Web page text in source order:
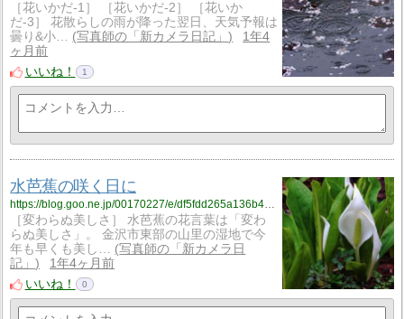
［花いかだ-1］ ［花いかだ-2］ ［花いか
だ-3］ 花散らしの雨が降った翌日、天気予報は
曇り&小…
写真師の「新カメラ日記」
1年4
ヶ月前
いいね！
1
水芭蕉の咲く日に
［変わらぬ美しさ］ 水芭蕉の花言葉は「変わ
らぬ美しさ」。 金沢市東部の山里の湿地で今
年も早くも美し…
写真師の「新カメラ日
記」
1年4ヶ月前
いいね！
0